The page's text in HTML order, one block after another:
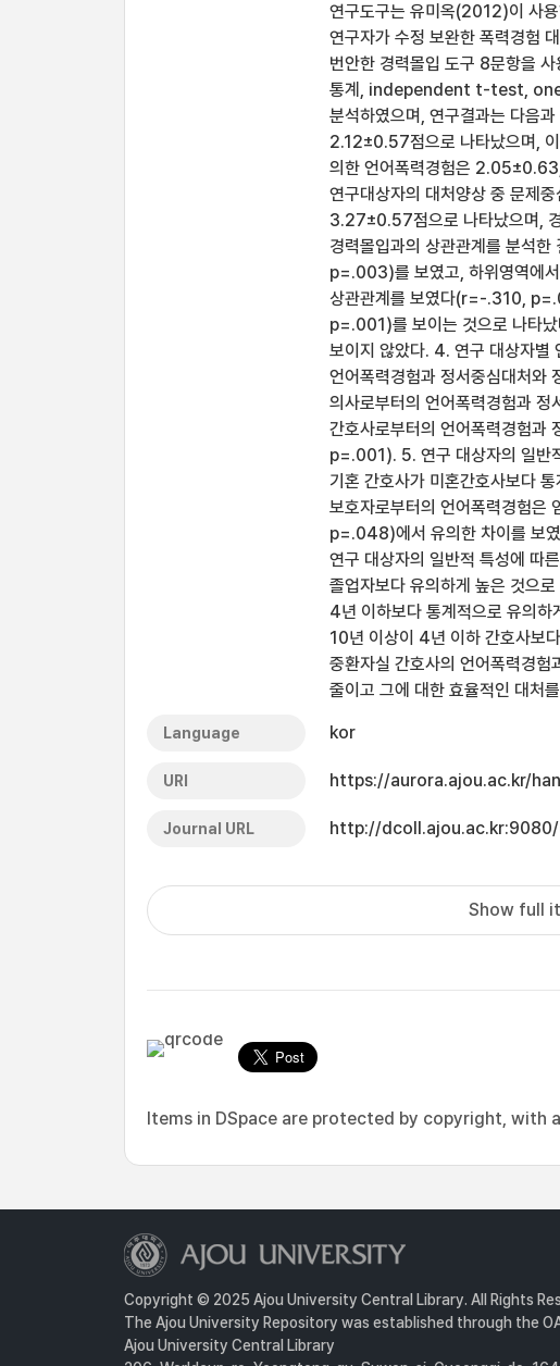
연구도구는 유미옥(2012)이 사
연구자가 수정 보완한 폭력경험
번안한 경력몰입 도구 8문항을
통계, independent t-test,
분석하였으며, 연구결과는 다음
2.12±0.57점으로 나타났으며,
의한 언어폭력경험은
연구대상자의 대처양상 중 문제
3.27±0.57점으로 나타났으며,
경력몰입과의 상관관계를 분석
p=.003)를 보였고, 하위영역에
상관관계를 보였다(r=-.310,
p=.001)를 보이는 것으로 나타났
보이지 않았다. 4. 연구 대상자별
언어폭력경험과 정서중심대처
의사로부터의 언어폭력경험과
간호사로부터의 언어폭력경험과
p=.001). 5. 연구 대상자의 일반
기혼 간호사가 미혼간호사보다
보호자로부터의 언어폭력경험
p=.048)에서 유의한 차이를 보
연구 대상자의 일반적 특성에 따
졸업자보다 유의하게 높은 것으
4년 이하보다 통계적으로 유의
10년 이상이 4년 이하 간호사보
중환자실 간호사의 언어폭력경험
줄이고 그에 대한 효율적인 대처
Language kor
URI https://aurora.ajou.ac.kr/
Journal URL http://
Show full
Items in DSpace are protected by copyright, with
Copyright © 2025 Ajou University Central Library. All Rights
The Ajou University Repository was established through the
Ajou University Central Library